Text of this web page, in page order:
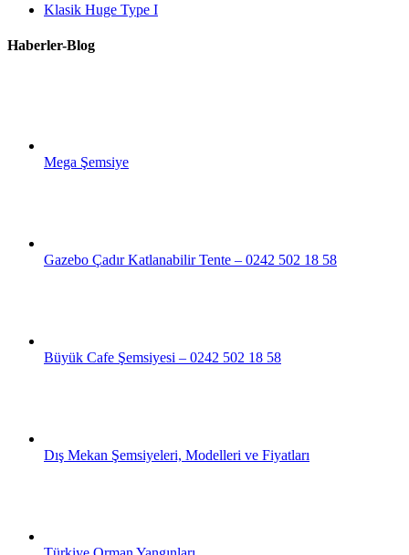
Klasik Huge Type I
Haberler-Blog
Mega Şemsiye
Gazebo Çadır Katlanabilir Tente – 0242 502 18 58
Büyük Cafe Şemsiyesi – 0242 502 18 58
Dış Mekan Şemsiyeleri, Modelleri ve Fiyatları